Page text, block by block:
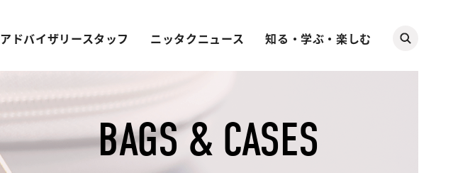
アドバイザリースタッフ ニッタクニュース 知る・学ぶ・楽しむ
BAGS & CASES